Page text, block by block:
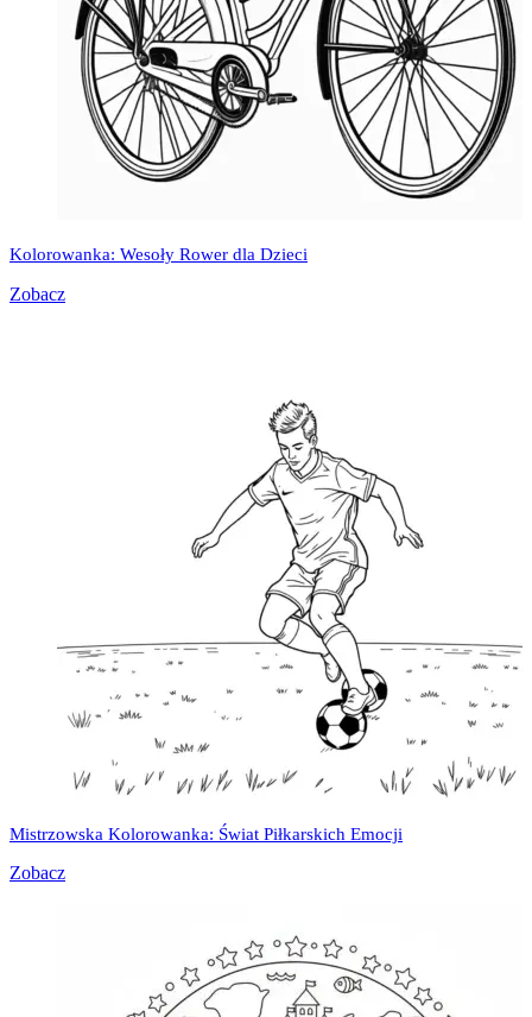
Kolorowanka: Wesoły Rower dla Dzieci
Zobacz
Mistrzowska Kolorowanka: Świat Piłkarskich Emocji
Zobacz